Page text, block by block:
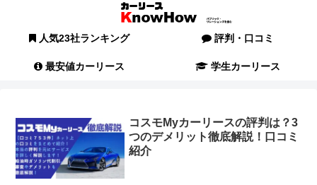
人気23社ランキング 評判・口コミ
最安値カーリース 学生カーリース
コスモMyカーリースの評判は？3
つのデメリット徹底解説！口コミ
紹介